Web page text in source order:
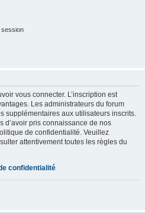
session
vous connecter. L’inscription est
Les administrateurs du forum
supplémentaires aux utilisateurs inscrits.
d’avoir pris connaissance de nos
de confidentialité. Veuillez
attentivement toutes les règles du
confidentialité